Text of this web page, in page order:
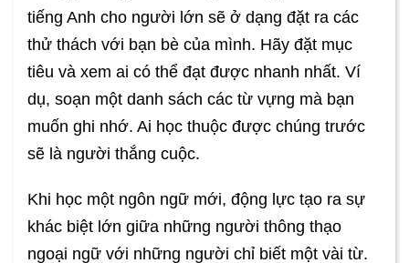
tiếng Anh cho người lớn sẽ ở dạng đặt ra các
thử thách với bạn bè của mình. Hãy đặt mục
tiêu và xem ai có thể đạt được nhanh nhất. Ví
dụ, soạn một danh sách các từ vựng mà bạn
muốn ghi nhớ. Ai học thuộc được chúng trước
sẽ là người thắng cuộc.
Khi học một ngôn ngữ mới, động lực tạo ra sự
khác biệt lớn giữa những người thông thạo
ngoại ngữ với những người chỉ biết một vài từ.